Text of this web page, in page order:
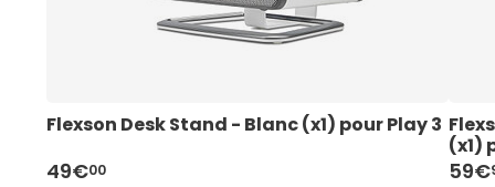
Flexson Desk Stand - Blanc (x1) pour Play 3
49€00
(x1)
59€